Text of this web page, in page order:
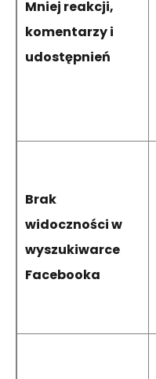
Mniej reakcji,
komentarzy i
udostępnień
Brak
widoczności w
wyszukiwarce
Facebooka